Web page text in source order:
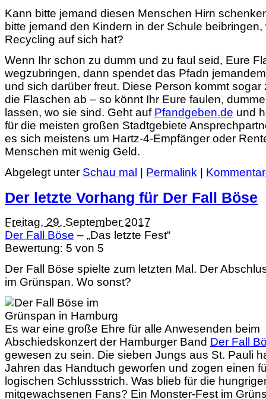
Kann bitte jemand diesen Menschen Hirn
bitte jemand den Kindern in der Schule
Recycling auf sich hat?
Wenn Ihr schon zu dumm und zu faul seid, Eure
wegzubringen, dann spendet das Pfadn
und sich darüber freut. Diese Person kommt sogar
die Flaschen ab – so könnt Ihr Eure faulen,
lassen, wo sie sind. Geht auf Pfandgeben.de und
für die meisten großen Stadtgebiete
es sich meistens um Hartz-4-Empfänger oder
Menschen mit wenig Geld.
Abgelegt unter Schau mal Permalink
Der letzte Vorhang für Der Fall Böse
Freitag, 29. September 2017
Der Fall Böse – „Das letzte Fest“
Bewertung: 5 von 5
Der Fall Böse spielte zum letzten Mal. Der
im Grünspan. Wo sonst?
Es war eine große Ehre für alle Anwesenden beim
Abschiedskonzert der Hamburger Band Der Fall
gewesen zu sein. Die sieben Jungs aus St. Pauli
Jahren das Handtuch geworfen und zogen einen
logischen Schlussstrich. Was blieb für die
mitgewachsenen Fans? Ein Monster-Fest im